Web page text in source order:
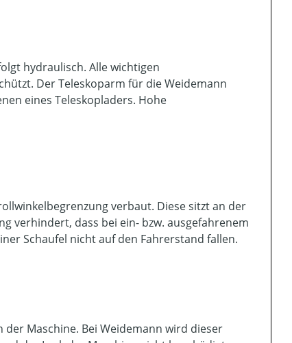
hydraulisch. Alle wichtigen
Der Teleskoparm für die Weidemann
eines Teleskopladers. Hohe
verbaut. Diese sitzt an der
verhindert, dass bei ein- bzw. ausgefahrenem
Schaufel nicht auf den Fahrerstand fallen.
Maschine. Bei Weidemann wird dieser